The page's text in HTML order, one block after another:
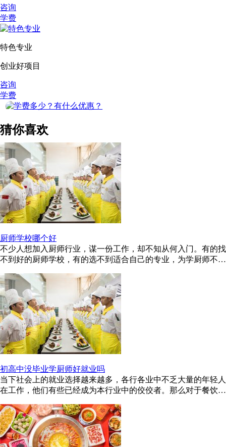
咨询
学费
特色专业
创业好项目
咨询
学费
猜你喜欢
厨师学校哪个好
不少人想加入厨师行业，谋一份工作，却不知从何入门。有的找
不到好的厨师学校，有的选不到适合自己的专业，为学厨师不少
初高中没毕业学厨师好就业吗
当下社会上的就业选择越来越多，各行各业中不乏大量的年轻人
在工作，他们有些已经成为本行业中的佼佼者。那么对于餐饮行